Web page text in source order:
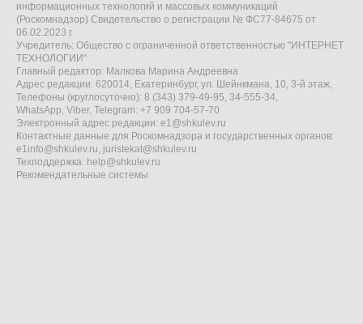
информационных технологий и массовых коммуникаций
(Роскомнадзор) Свидетельство о регистрации № ФС77-84675 от
06.02.2023 г.
Учредитель: Общество с ограниченной ответственностью "ИНТЕРНЕТ
ТЕХНОЛОГИИ"
Главный редактор: Малкова Марина Андреевна
Адрес редакции: 620014, Екатеринбург, ул. Шейнкмана, 10, 3-й этаж,
Телефоны (круглосуточно): 8 (343) 379-49-95, 34-555-34,
WhatsApp, Viber, Telegram: +7 909 704-57-70
Электронный адрес редакции: e1@shkulev.ru
Контактные данные для Роскомнадзора и государственных органов:
e1info@shkulev.ru, juristekat@shkulev.ru
Техподдержка: help@shkulev.ru
Рекомендательные системы